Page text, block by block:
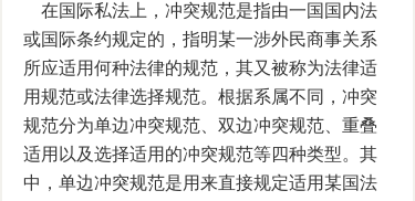
在国际私法上，冲突规范是指由一国国内法
或国际条约规定的，指明某一涉外民商事关系
所应适用何种法律的规范，其又被称为法律适
用规范或法律选择规范。根据系属不同，冲突
规范分为单边冲突规范、双边冲突规范、重叠
适用以及选择适用的冲突规范等四种类型。其
中，单边冲突规范是用来直接规定适用某国法